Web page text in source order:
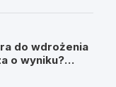
do wdrożenia
o wyniku?
CEO